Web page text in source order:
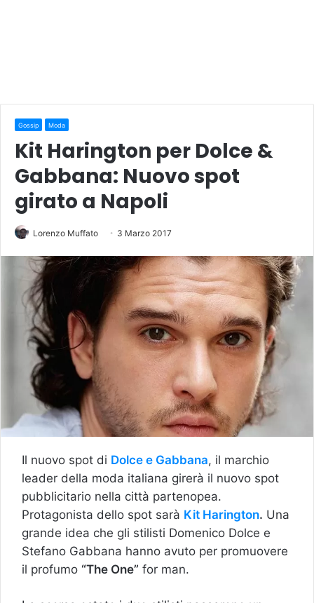
Gossip Moda
Kit Harington per Dolce &
Gabbana: Nuovo spot
girato a Napoli
Lorenzo Muffato 3 Marzo 2017
Il nuovo spot di Dolce e Gabbana, il marchio
leader della moda italiana girerà il nuovo spot
pubblicitario nella città partenopea.
Protagonista dello spot sarà Kit Harington. Una
grande idea che gli stilisti Domenico Dolce e
Stefano Gabbana hanno avuto per promuovere
il profumo “The One” for man.